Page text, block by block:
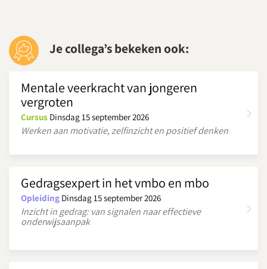
Je collega’s bekeken ook:
Mentale veerkracht van jongeren
vergroten
Cursus Dinsdag 15 september 2026
Werken aan motivatie, zelfinzicht en positief denken
Gedragsexpert in het vmbo en mbo
Opleiding Dinsdag 15 september 2026
Inzicht in gedrag: van signalen naar effectieve
onderwijsaanpak